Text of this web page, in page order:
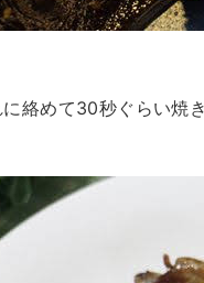
絡めて30秒ぐらい焼